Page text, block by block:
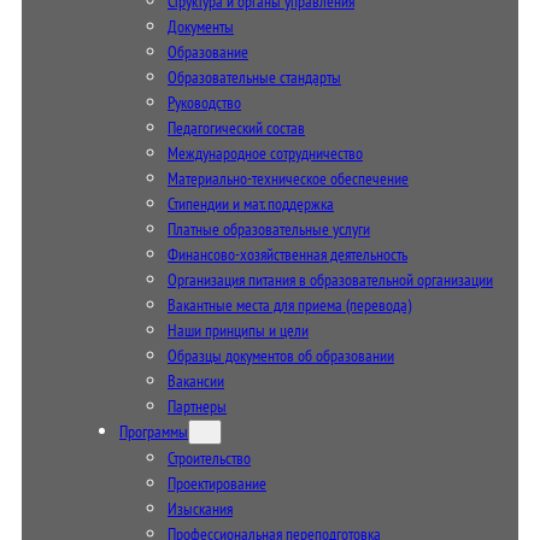
Документы
Образование
Образовательные стандарты
Руководство
Педагогический состав
Международное сотрудничество
Материально-техническое обеспечение
Стипендии и мат. поддержка
Платные образовательные услуги
Финансово-хозяйственная деятельность
Организация питания в образовательной организации
Вакантные места для приема (перевода)
Наши принципы и цели
Образцы документов об образовании
Вакансии
Партнеры
Программы
Строительство
Проектирование
Изыскания
Профессиональная переподготовка